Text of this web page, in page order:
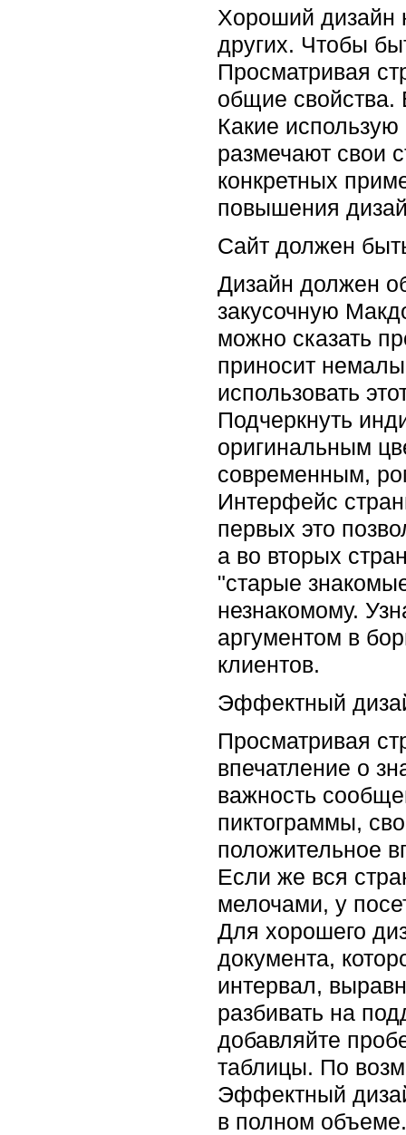
Хороший дизайн
других. Чтобы
Просматривая
общие свойства.
Какие
размечают свои
конкретных
повышения
Сайт должен
Дизайн должен
закусочную
можно сказать
приносит
использовать
Подчеркнуть
оригинальным
современным,
Интерфейс
первых это
а во вторых
"старые
незнакомому.
аргументом в
клиентов.
Эффектный
Просматривая
впечатление о
важность
пиктограммы,
положительное
Если же вся
мелочами, у
Для хорошего
документа,
интервал,
разбивать на
добавляйте
таблицы. По
Эффектный
в полном объеме.